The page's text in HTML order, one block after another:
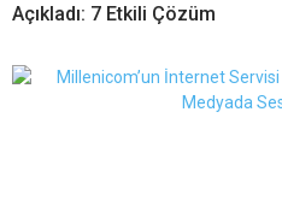
Açıkladı: 7 Etkili Çözüm